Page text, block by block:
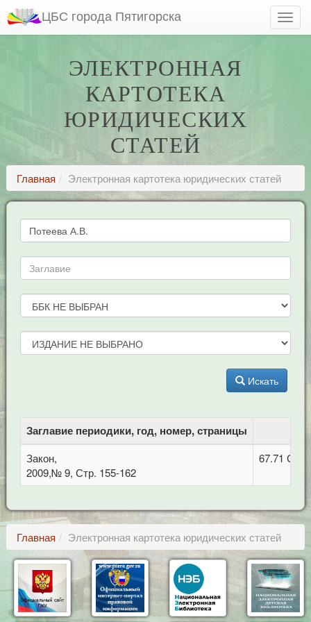
ЦБС города Пятигорска
ЭЛЕКТРОННАЯ
КАРТОТЕКА
ЮРИДИЧЕСКИХ
СТАТЕЙ
Главная Электронная картотека юридических статей
Искать
Заглавие периодики, год, номер, страницы
Закон,
2009,№ 9, Стр. 155-162
67.71
Главная Электронная картотека юридических статей